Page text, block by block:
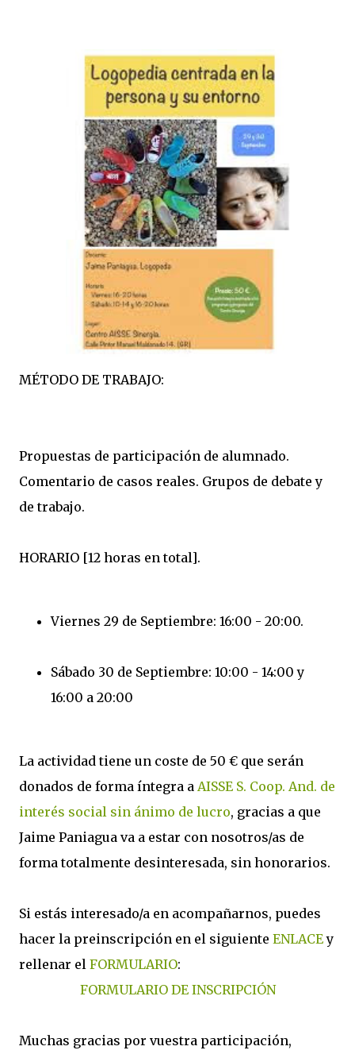
MÉTODO DE TRABAJO:
Propuestas de participación de alumnado.
Comentario de casos reales. Grupos de debate y
de trabajo.
HORARIO [12 horas en total].
Viernes 29 de Septiembre: 16:00 - 20:00.
Sábado 30 de Septiembre: 10:00 - 14:00 y
16:00 a 20:00
La actividad tiene un coste de 50 € que serán
donados de forma íntegra a AISSE S. Coop. And. de
interés social sin ánimo de lucro, gracias a que
Jaime Paniagua va a estar con nosotros/as de
forma totalmente desinteresada, sin honorarios.
Si estás interesado/a en acompañarnos, puedes
hacer la preinscripción en el siguiente ENLACEy
rellenar el FORMULARIO:
FORMULARIO DE INSCRIPCIÓN
Muchas gracias por vuestra participación,